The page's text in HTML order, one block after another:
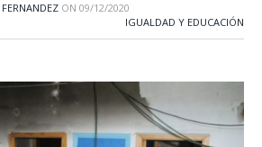
ON 09/12/2020
IGUALDAD Y EDUCACIÓN